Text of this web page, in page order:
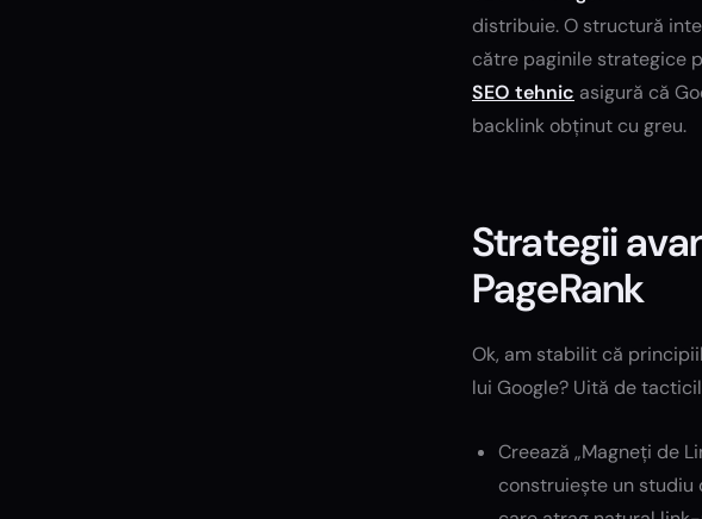
distribuie. O structură
către paginile strategice
SEO tehnic asigură că
backlink obținut cu greu.
Strategii
PageRank
Ok, am stabilit că
lui Google? Uită de
Creează „Magneți de
construiește un studiu